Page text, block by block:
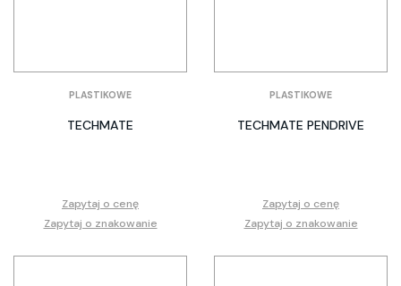
PLASTIKOWE
TECHMATE
Zapytaj o cenę
Zapytaj o znakowanie
PLASTIKOWE
TECHMATE PENDRIVE
Zapytaj o cenę
Zapytaj o znakowanie